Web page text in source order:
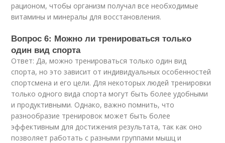
рационом, чтобы организм получал все необходимые
витамины и минералы для восстановления.
Вопрос 6: Можно ли тренироваться только
один вид спорта
Ответ: Да, можно тренироваться только один вид
спорта, но это зависит от индивидуальных особенностей
спортсмена и его цели. Для некоторых людей тренировки
только одного вида спорта могут быть более удобными
и продуктивными. Однако, важно помнить, что
разнообразие тренировок может быть более
эффективным для достижения результата, так как оно
позволяет работать с разными группами мышц и